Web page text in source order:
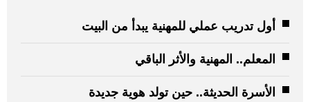
أول تدريب عملي للمهنية يبدأ من البيت
المعلم.. المهنية والأثر الباقي
الأسرة الحديثة.. حين تولد هوية جديدة